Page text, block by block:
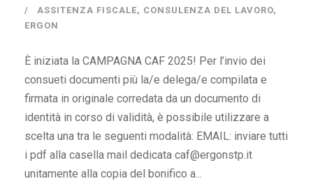
ASSITENZA FISCALE, CONSULENZA DEL LAVORO,
ERGON
È iniziata la CAMPAGNA CAF 2025! Per l’invio dei
consueti documenti più la/e delega/e compilata e
firmata in originale corredata da un documento di
identità in corso di validità, è possibile utilizzare a
scelta una tra le seguenti modalità: EMAIL: inviare tutti
i pdf alla casella mail dedicata caf@ergonstp.it
unitamente alla copia del bonifico a...